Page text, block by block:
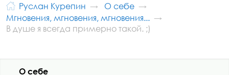
Руслан Курепин
О себе
Мгновения, мгновения, мгновения...
В душе я всегда примерно такой. ;)
О себе